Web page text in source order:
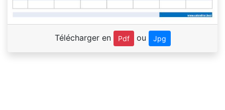
Télécharger en Pdf ou Jpg